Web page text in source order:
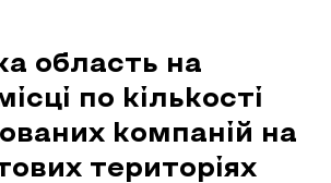
область на
по кількості
компаній на
територіях